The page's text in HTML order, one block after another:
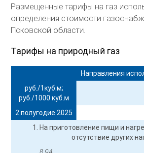
Размещенные тарифы на газ
определения стоимости
Псковской области.
Тарифы на природный газ
Направления
руб./1куб.м;
руб./1000 куб.м
2 полугодие 2025
1. На приготовление пищи и
отсутствие других